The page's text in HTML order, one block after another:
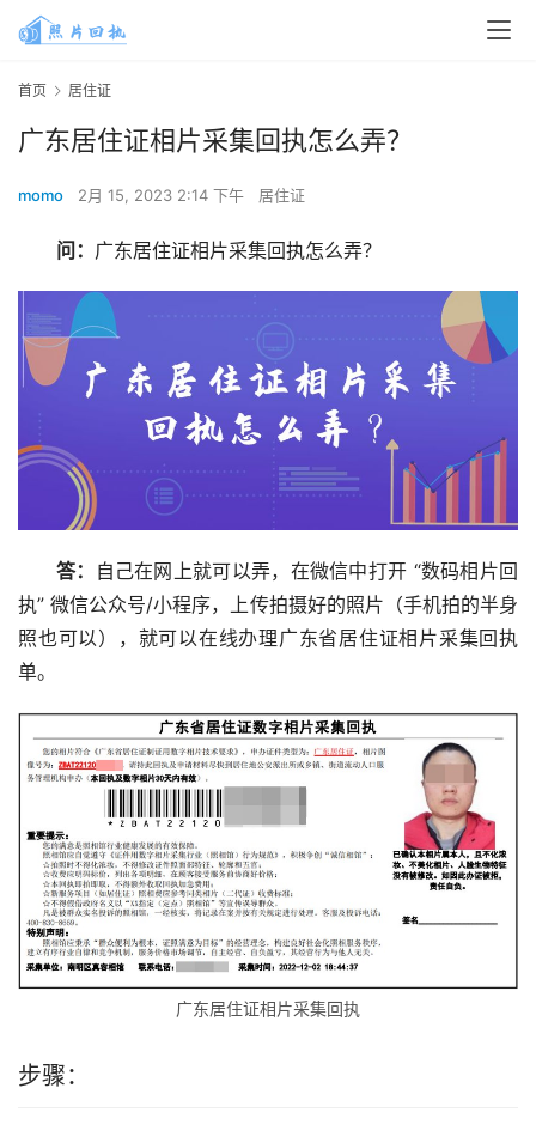
首页 居住证
广东居住证相片采集回执怎么弄？
momo 2月 15, 2023 2:14 下午 居住证
问： 广东居住证相片采集回执怎么弄？
答：
自己在网上就可以弄，在微信中打开 “数码相片回
执” 微信公众号/小程序，上传拍摄好的照片（手机拍的半身
照也可以），就可以在线办理广东省居住证相片采集回执
单。
广东居住证相片采集回执
步骤：